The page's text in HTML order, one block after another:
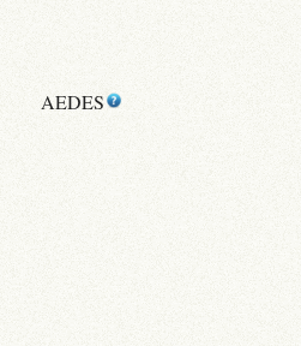
AEDES